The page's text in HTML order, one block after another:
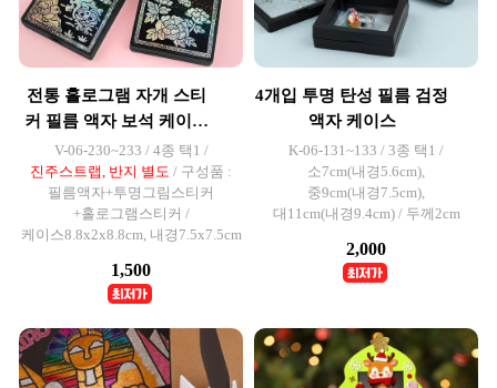
전통 홀로그램 자개 스티
커 필름 액자 보석 케이스
세트
V-06-230~233 / 4종 택1 /
진주스트랩, 반지 별도 / 구성품 :
필름액자+투명그림스티커
+홀로그램스티커 /
케이스8.8x2x8.8cm, 내경7.5x7.5cm
1,500
4개입 투명 탄성 필름 검정
액자 케이스
K-06-131~133 / 3종 택1 /
소7cm(내경5.6cm),
중9cm(내경7.5cm),
대11cm(내경9.4cm) / 두께2cm
2,000